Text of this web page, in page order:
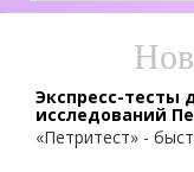
Экспресс-тесты
исследований
«Петритест» -